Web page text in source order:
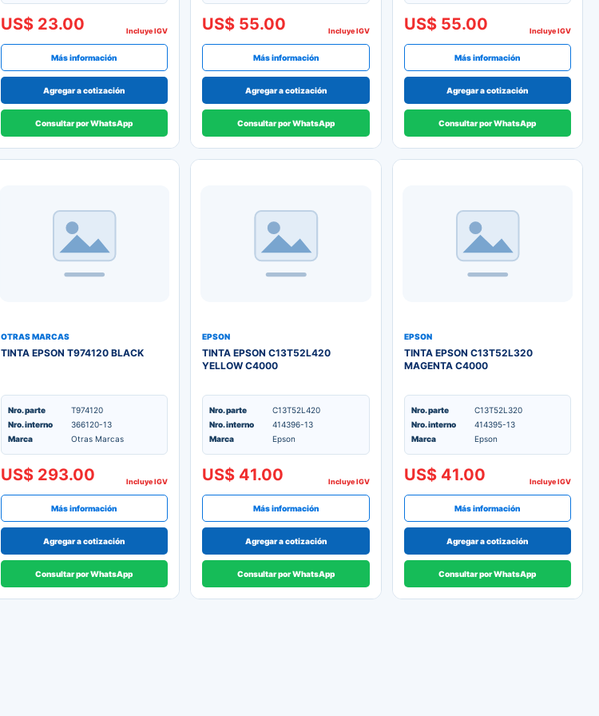
US$ 23.00 Incluye IGV
Más información
Agregar a cotización
Consultar por WhatsApp
US$ 55.00 Incluye IGV
Más información
Agregar a cotización
Consultar por WhatsApp
US$ 55.00 Incluye IGV
Más información
Agregar a cotización
Consultar por WhatsApp
OTRAS MARCAS
TINTA EPSON T974120 BLACK
Nro. parte
T974120
Nro. interno
366120-13
Marca
Otras Marcas
US$ 293.00 Incluye IGV
Más información
Agregar a cotización
Consultar por WhatsApp
EPSON
TINTA EPSON C13T52L420
YELLOW C4000
Nro. parte
C13T52L420
Nro. interno
414396-13
Marca
Epson
US$ 41.00 Incluye IGV
Más información
Agregar a cotización
Consultar por WhatsApp
EPSON
TINTA EPSON C13T52L320
MAGENTA C4000
Nro. parte
C13T52L320
Nro. interno
414395-13
Marca
Epson
US$ 41.00 Incluye IGV
Más información
Agregar a cotización
Consultar por WhatsApp